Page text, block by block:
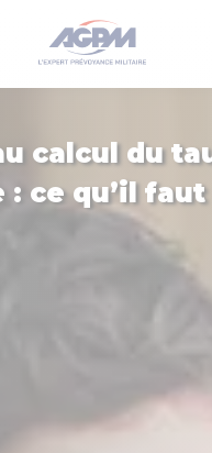
calcul du
: ce qu’il